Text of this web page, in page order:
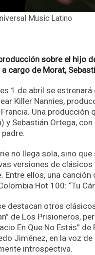
Music Latino
sobre el hijo
cargo de Morat,
1 de abril se
Killer Nannies,
Una producción
y Sebastián Ortega,
padre.
no llega sola, sino
versiones de
Entre ellos, una
Hot 100: “Tu
destacan otros
de Los Prisioneros,
En Que No Estás”
Jiménez, en la voz
introspectiva.